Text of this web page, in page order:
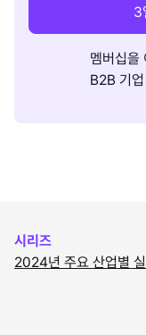
3
멤버십을
B2B 기
시리즈
2024년 주요 산업별